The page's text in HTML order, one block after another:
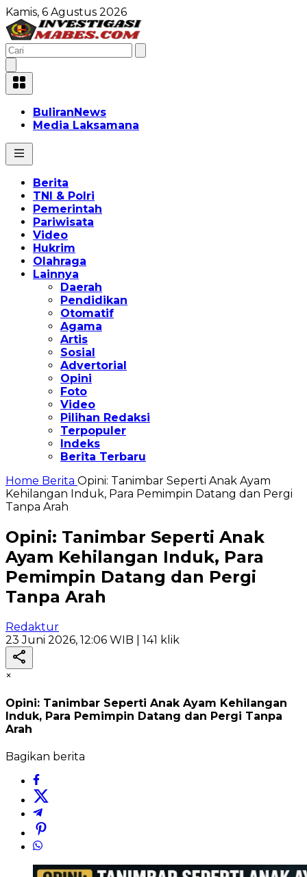
Kamis, 6 Agustus 2026
BuliranNews
Media Laksamana
Berita
TNI & Polri
Pemerintah
Pariwisata
Video
Hukrim
Olahraga
Lainnya
Daerah
Pendidikan
Otomatif
Agama
Artis
Sosial
Advertorial
Opini
Foto
Video
Pilihan Redaksi
Terpopuler
Indeks
Berita Terbaru
Home Berita Opini: Tanimbar Seperti Anak Ayam
Kehilangan Induk, Para Pemimpin Datang dan Pergi
Tanpa Arah
Opini: Tanimbar Seperti Anak
Ayam Kehilangan Induk, Para
Pemimpin Datang dan Pergi
Tanpa Arah
Redaktur
23 Juni 2026, 12:06 WIB | 141 klik
×
Opini: Tanimbar Seperti Anak Ayam Kehilangan
Induk, Para Pemimpin Datang dan Pergi Tanpa
Arah
Bagikan berita